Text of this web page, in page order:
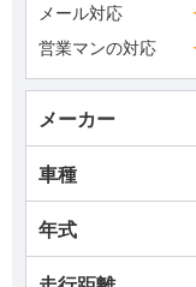
メール対応
営業マンの対応
メーカー
車種
年式